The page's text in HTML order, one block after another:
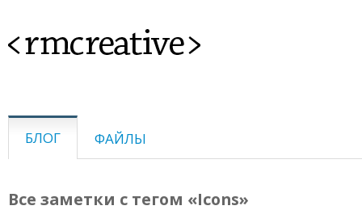
<rmcreative>
БЛОГ ФАЙЛЫ
Все заметки с тегом «Icons»